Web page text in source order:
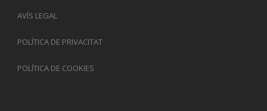
AVÍS LEGAL
POLÍTICA DE PRIVACITAT
POLÍTICA DE COOKIES